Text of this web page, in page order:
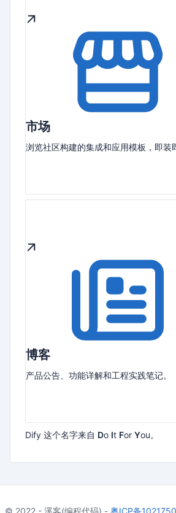
市场
浏览社区构建的集成和应用模板，即装
博客
产品公告、功能详解和工程实践笔记。
Dify 这个名字来自 Do It For You。
© 2022 - 溪客(编程代码) - 粤ICP备